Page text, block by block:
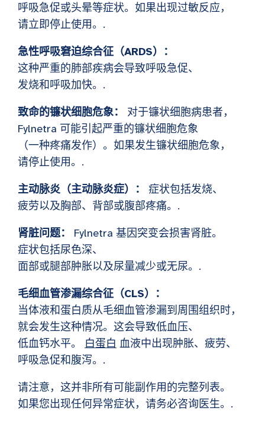
呼吸急促或头晕等症状。如果出现过敏反应，
请立即停止使用。.
急性呼吸窘迫综合征（ARDS）：
这种严重的肺部疾病会导致呼吸急促、
发烧和呼吸加快。.
致命的镰状细胞危象：
对于镰状细胞病患者，
Fylnetra 可能引起严重的镰状细胞危象
（一种疼痛发作）。如果发生镰状细胞危象，
请停止使用。.
主动脉炎（主动脉炎症）：
症状包括发烧、
疲劳以及胸部、背部或腹部疼痛。.
肾脏问题：
Fylnetra 基因突变会损害肾脏。
症状包括尿色深、
面部或腿部肿胀以及尿量减少或无尿。.
毛细血管渗漏综合征（CLS）：
当体液和蛋白质从毛细血管渗漏到周围组织时，
就会发生这种情况。这会导致低血压、
低血钙水平。 白蛋白 血液中出现肿胀、疲劳、
呼吸急促和腹泻。.
请注意，这并非所有可能副作用的完整列表。
如果您出现任何异常症状，请务必咨询医生。.